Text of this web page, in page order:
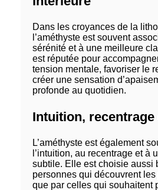
Dans les croyances de la
l’améthyste est souvent
sérénité et à une meilleure
est réputée pour
tension mentale, favoriser le
créer une sensation
profonde au quotidien.
Intuition, recentrage
L’améthyste est également
l’intuition, au recentrage et à
subtile. Elle est choisie aussi
personnes qui découvrent
que par celles qui souhaitent